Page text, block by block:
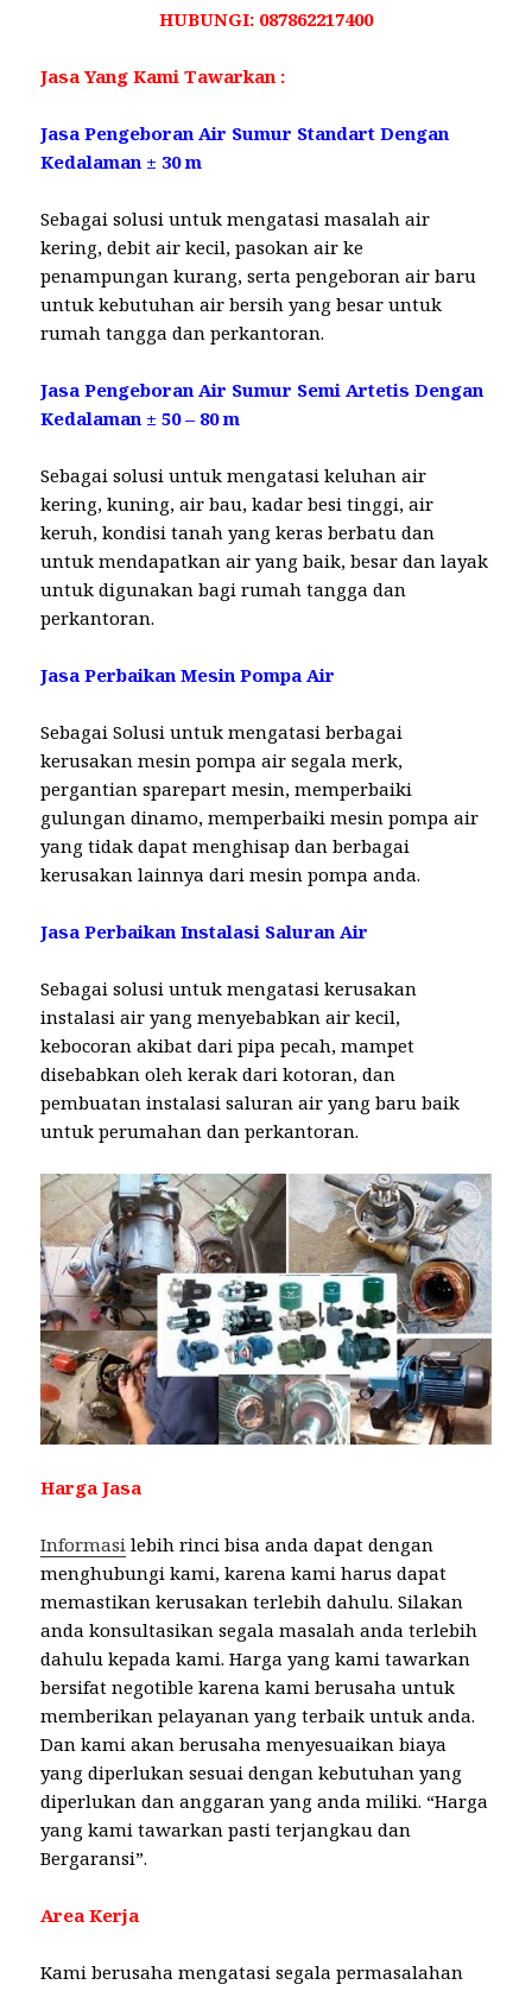
HUBUNGI: 087862217400
Jasa Yang Kami Tawarkan :
Jasa Pengeboran Air Sumur Standart Dengan
Kedalaman ± 30 m
Sebagai solusi untuk mengatasi masalah air
kering, debit air kecil, pasokan air ke
penampungan kurang, serta pengeboran air baru
untuk kebutuhan air bersih yang besar untuk
rumah tangga dan perkantoran.
Jasa Pengeboran Air Sumur Semi Artetis Dengan
Kedalaman ± 50 – 80 m
Sebagai solusi untuk mengatasi keluhan air
kering, kuning, air bau, kadar besi tinggi, air
keruh, kondisi tanah yang keras berbatu dan
untuk mendapatkan air yang baik, besar dan layak
untuk digunakan bagi rumah tangga dan
perkantoran.
Jasa Perbaikan Mesin Pompa Air
Sebagai Solusi untuk mengatasi berbagai
kerusakan mesin pompa air segala merk,
pergantian sparepart mesin, memperbaiki
gulungan dinamo, memperbaiki mesin pompa air
yang tidak dapat menghisap dan berbagai
kerusakan lainnya dari mesin pompa anda.
Jasa Perbaikan Instalasi Saluran Air
Sebagai solusi untuk mengatasi kerusakan
instalasi air yang menyebabkan air kecil,
kebocoran akibat dari pipa pecah, mampet
disebabkan oleh kerak dari kotoran, dan
pembuatan instalasi saluran air yang baru baik
untuk perumahan dan perkantoran.
Harga Jasa
Informasi lebih rinci bisa anda dapat dengan
menghubungi kami, karena kami harus dapat
memastikan kerusakan terlebih dahulu. Silakan
anda konsultasikan segala masalah anda terlebih
dahulu kepada kami. Harga yang kami tawarkan
bersifat negotible karena kami berusaha untuk
memberikan pelayanan yang terbaik untuk anda.
Dan kami akan berusaha menyesuaikan biaya
yang diperlukan sesuai dengan kebutuhan yang
diperlukan dan anggaran yang anda miliki. “Harga
yang kami tawarkan pasti terjangkau dan
Bergaransi”.
Area Kerja
Kami berusaha mengatasi segala permasalahan